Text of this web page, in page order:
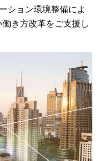
ション環境整備によ
き方改革をご支援し